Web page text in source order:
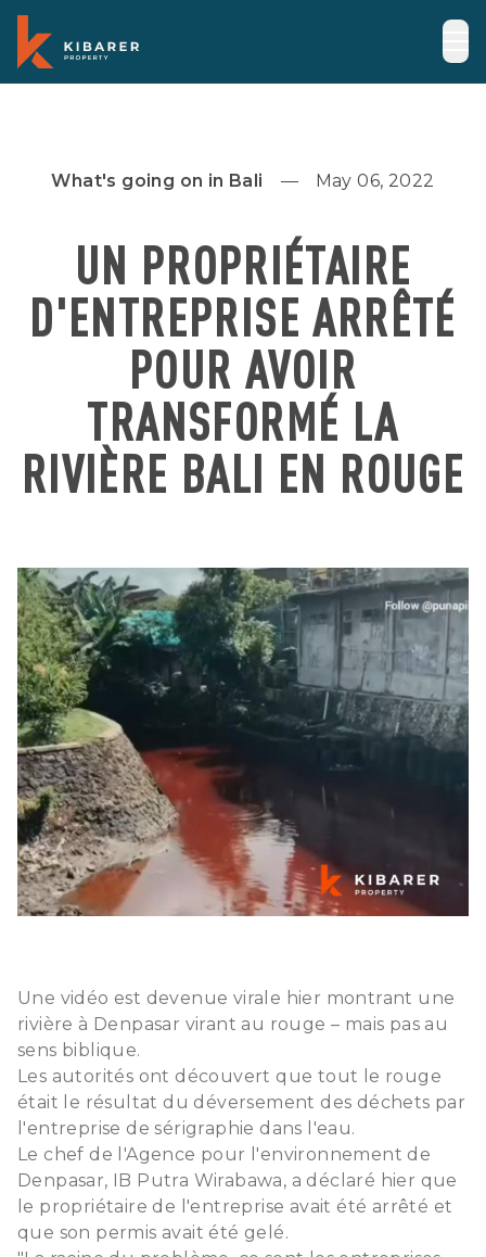
What's going on in Bali May 06, 2022
UN PROPRIÉTAIRE
D'ENTREPRISE ARRÊTÉ
POUR AVOIR
TRANSFORMÉ LA
RIVIÈRE BALI EN ROUGE
Une vidéo est devenue virale hier montrant une
rivière à Denpasar virant au rouge – mais pas au
sens biblique.
Les autorités ont découvert que tout le rouge
était le résultat du déversement des déchets par
l'entreprise de sérigraphie dans l'eau.
Le chef de l'Agence pour l'environnement de
Denpasar, IB Putra Wirabawa, a déclaré hier que
le propriétaire de l'entreprise avait été arrêté et
que son permis avait été gelé.